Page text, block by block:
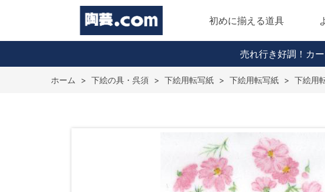
初めに揃える道具
売れ行き好調！カ
ホーム > 下絵の具・呉須 > 下絵用転写紙 > 下絵用転写紙 > 下絵用